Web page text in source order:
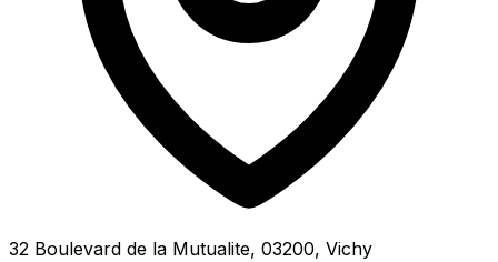
32 Boulevard de la Mutualite, 03200, Vichy